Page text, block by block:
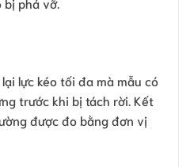
lực kéo tối đa mà mẫu có
trước khi bị tách rời. Kết
được đo bằng đơn vị